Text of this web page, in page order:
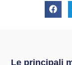
Le principali